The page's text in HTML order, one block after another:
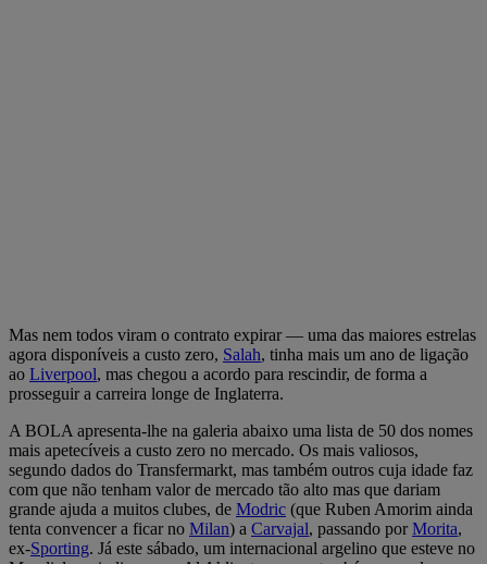
Mas nem todos viram o contrato expirar — uma das maiores estrelas
agora disponíveis a custo zero, Salah, tinha mais um ano de ligação
ao Liverpool, mas chegou a acordo para rescindir, de forma a
prosseguir a carreira longe de Inglaterra.
A BOLA apresenta-lhe na galeria abaixo uma lista de 50 dos nomes
mais apetecíveis a custo zero no mercado. Os mais valiosos,
segundo dados do Transfermarkt, mas também outros cuja idade faz
com que não tenham valor de mercado tão alto mas que dariam
grande ajuda a muitos clubes, de Modric (que Ruben Amorim ainda
tenta convencer a ficar no Milan) a Carvajal, passando porMorita,
ex-Sporting. Já este sábado, um internacional argelino que esteve no